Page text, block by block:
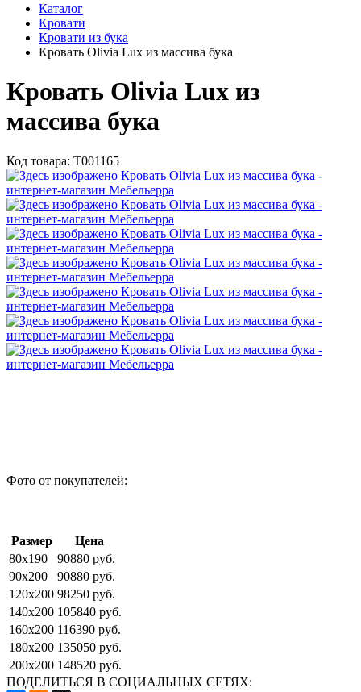
Каталог
Кровати
Кровати из бука
Кровать Olivia Lux из массива бука
Кровать Olivia Lux из
массива бука
Код товара: Т001165
Фото от покупателей:
Размер
Цена
80x190
90880 руб.
90x200
90880 руб.
120x200 98250 руб.
140x200 105840 руб.
160x200 116390 руб.
180x200 135050 руб.
200x200 148520 руб.
ПОДЕЛИТЬСЯ В СОЦИАЛЬНЫХ СЕТЯХ: